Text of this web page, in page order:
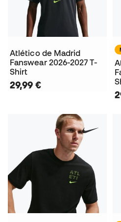
Atlético de Madrid
Fanswear 2026-2027 T-
Shirt
29,99 €